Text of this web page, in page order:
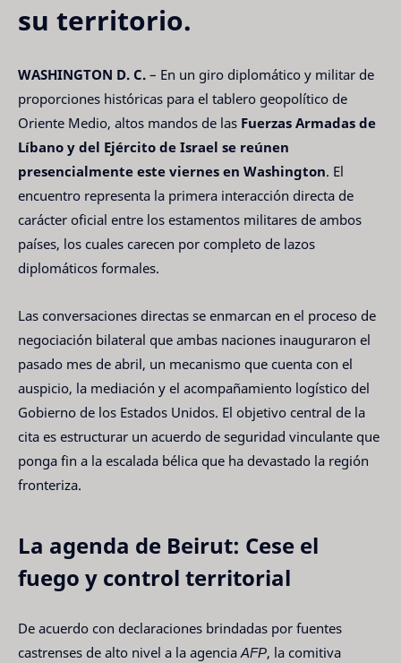
su territorio.
WASHINGTON D. C. – En un giro diplomático y militar de
proporciones históricas para el tablero geopolítico de
Oriente Medio, altos mandos de las Fuerzas Armadas de
Líbano y del Ejército de Israel se reúnen
presencialmente este viernes en Washington. El
encuentro representa la primera interacción directa de
carácter oficial entre los estamentos militares de ambos
países, los cuales carecen por completo de lazos
diplomáticos formales.
Las conversaciones directas se enmarcan en el proceso de
negociación bilateral que ambas naciones inauguraron el
pasado mes de abril, un mecanismo que cuenta con el
auspicio, la mediación y el acompañamiento logístico del
Gobierno de los Estados Unidos. El objetivo central de la
cita es estructurar un acuerdo de seguridad vinculante que
ponga fin a la escalada bélica que ha devastado la región
fronteriza.
La agenda de Beirut: Cese el
fuego y control territorial
De acuerdo con declaraciones brindadas por fuentes
castrenses de alto nivel a la agenciaAFP, la comitiva